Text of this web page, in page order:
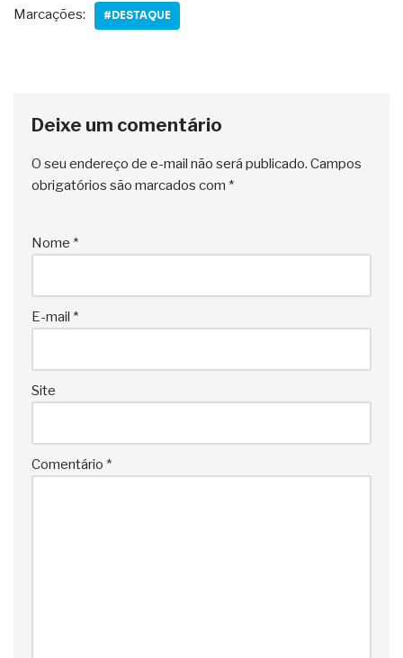
Marcações: #DESTAQUE
Deixe um comentário
O seu endereço de e-mail não será publicado. Campos
obrigatórios são marcados com *
Nome *
E-mail *
Site
Comentário *